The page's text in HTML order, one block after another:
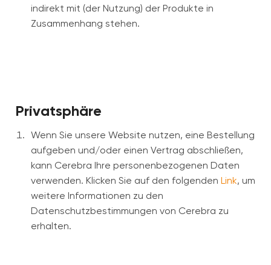
indirekt mit (der Nutzung) der Produkte in
Zusammenhang stehen.
Privatsphäre
Wenn Sie unsere Website nutzen, eine Bestellung
aufgeben und/oder einen Vertrag abschließen,
kann Cerebra Ihre personenbezogenen Daten
verwenden. Klicken Sie auf den folgenden Link, um
weitere Informationen zu den
Datenschutzbestimmungen von Cerebra zu
erhalten.